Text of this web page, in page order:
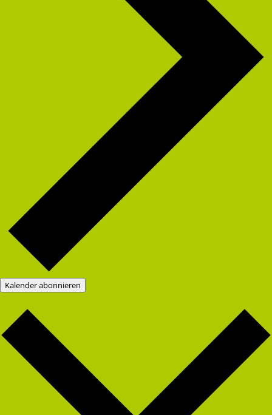
Kalender abonnieren